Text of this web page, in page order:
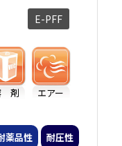
ントフレック
PFFG】を提案
は国内の様々
質であり、有
。
コーティング
E-PFF
剤 エアー
薬品性 耐圧性